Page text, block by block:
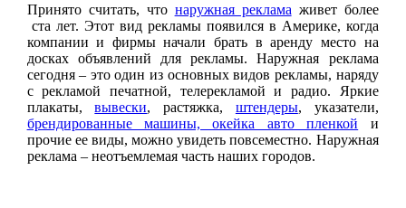
Принято считать, что наружная реклама живет более
ста лет. Этот вид рекламы появился в Америке, когда
компании и фирмы начали брать в аренду место на
досках объявлений для рекламы. Наружная реклама
сегодня – это один из основных видов рекламы, наряду
с рекламой печатной, телерекламой и радио. Яркие
плакаты,вывески, растяжка, штендеры, указатели,
брендированные машины, окейка авто пленкой и
прочие ее виды, можно увидеть повсеместно. Наружная
реклама – неотъемлемая часть наших городов.